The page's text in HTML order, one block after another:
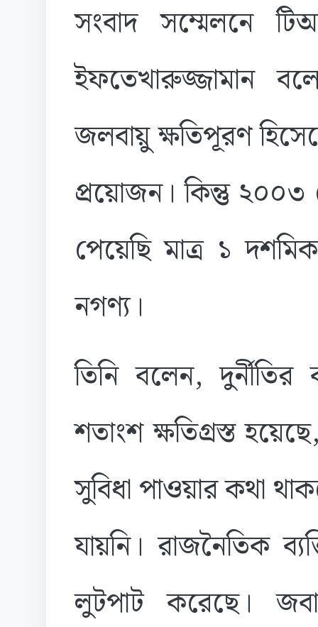
সংবাদ সম্মেলনে
ইফতেখারুজ্জামান
জলবায়ু ক্ষতিপূরণ
প্রয়োজন। কিন্তু ২০০৩
পেয়েছি মাত্র ১
নগণ্য।
তিনি বলেন,
শতাংশ ক্ষতিগ্রস্ত
সুবিধা পাওয়ার কথা
যায়নি। রাজনৈতিক
লুটপাট করেছে।